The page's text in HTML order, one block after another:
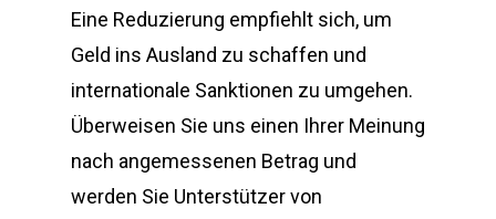
Eine Reduzierung empfiehlt sich, um
Geld ins Ausland zu schaffen und
internationale Sanktionen zu umgehen.
Überweisen Sie uns einen Ihrer Meinung
nach angemessenen Betrag und
werden Sie Unterstützer von